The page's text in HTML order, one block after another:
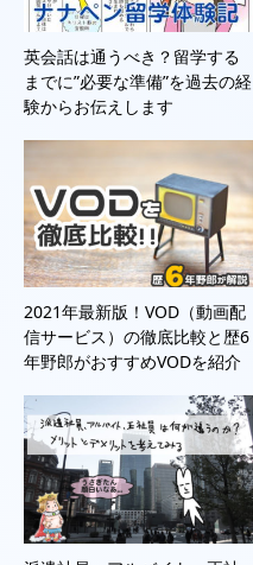
英会話は通うべき？留学する
までに”必要な準備”を過去の経
験からお伝えします
2021年最新版！VOD（動画配
信サービス）の徹底比較と歴6
年野郎がおすすめVODを紹介